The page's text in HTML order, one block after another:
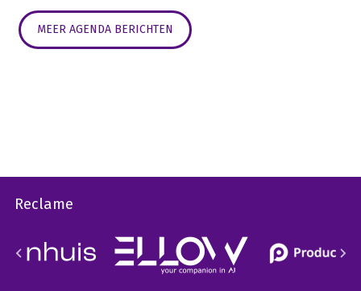
MEER AGENDA BERICHTEN
Reclame